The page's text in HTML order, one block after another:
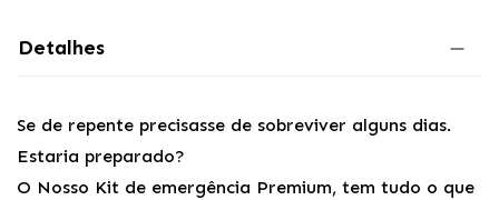
Detalhes
Se de repente precisasse de sobreviver alguns dias.
Estaria preparado?
O Nosso Kit de emergência Premium, tem tudo o que